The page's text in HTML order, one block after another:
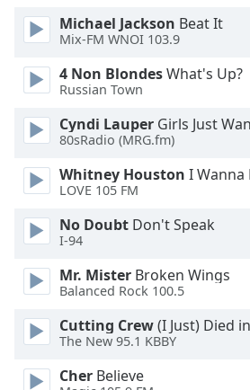
Opacity
Caption
Area
Background
Edge
Style
Michael Jackson Beat It
Mix-FM WNOI 103.9
4 Non BlondesWhat's Up?
Russian Town
Cyndi Lauper Girls Just
80sRadio (MRG.fm)
Whitney Houston I Wanna
LOVE 105 FM
No Doubt Don't Speak
I-94
Mr. Mister Broken Wings
Balanced Rock 100.5
Cutting Crew(I Just) Died
The New 95.1 KBBY
Cher Believe